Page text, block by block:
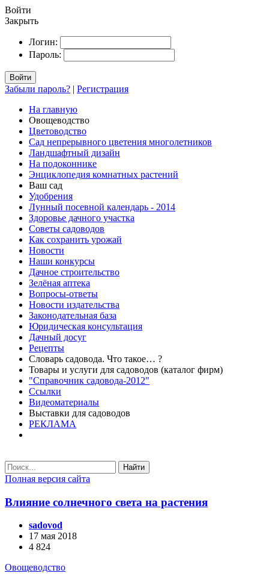
Войти
Закрыть
Логин:
Пароль:
Войти
Забыли пароль? | Регистрация
На главную
Овощеводство
Цветоводство
Сад непрерывного цветения многолетников
Ландшафтный дизайн
На подоконнике
Энциклопедия комнатных растений
Ваш сад
Удобрения
Лунный посевной календарь - 2014
Здоровье дачного участка
Советы садоводов
Как сохранить урожай
Новости
Наши конкурсы
Дачное строительство
Зелёная аптека
Вопросы-ответы
Новости издательства
Законодательная база
Юридическая консультация
Дачный досуг
Рецепты
Словарь садовода. Что такое… ?
Товары и услуги для садоводов (каталог фирм)
"Справочник садовода-2012"
Ссылки
Видеоматериалы
Выставки для садоводов
РЕКЛАМА
Найти
Полная версия сайта
Влияние солнечного света на растения
sadovod
17 мая 2018
4 824
Овощеводство